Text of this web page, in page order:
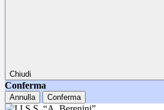
Chiudi
Conferma
Annulla Conferma